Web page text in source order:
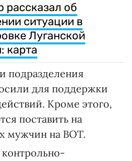
рассказал об
ситуации в
Луганской
карта
подразделения
для поддержки
Кроме этого,
поставить на
мужчин на ВОТ.